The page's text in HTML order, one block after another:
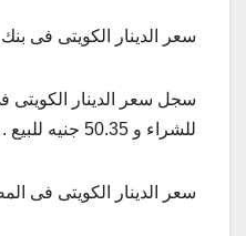
سعر الدينار الكويتى فى بنك
للشراء و 50.35 جنيه للبيع .
سعر الدينار الكويتى فى